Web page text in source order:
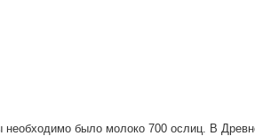
необходимо было молоко 700 ослиц. В